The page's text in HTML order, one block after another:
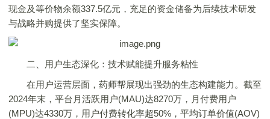
现金及等价物余额337.5亿元，充足的资金储备为后续技术研发
与战略并购提供了坚实保障。
二、用户生态深化：技术赋能提升服务粘性
在用户运营层面，药师帮展现出强劲的生态构建能力。截至
2024年末，平台月活跃用户(MAU)达8270万，月付费用户
(MPU)达4330万，用户付费转化率超50%，平均订单价值(AOV)